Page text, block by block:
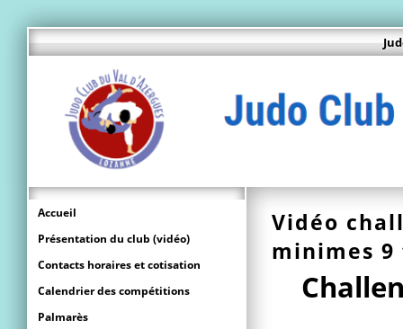
Vidéo
minimes
Accueil
Présentation du club (vidéo)
Contacts horaires et cotisation
Calendrier des compétitions
Palmarès